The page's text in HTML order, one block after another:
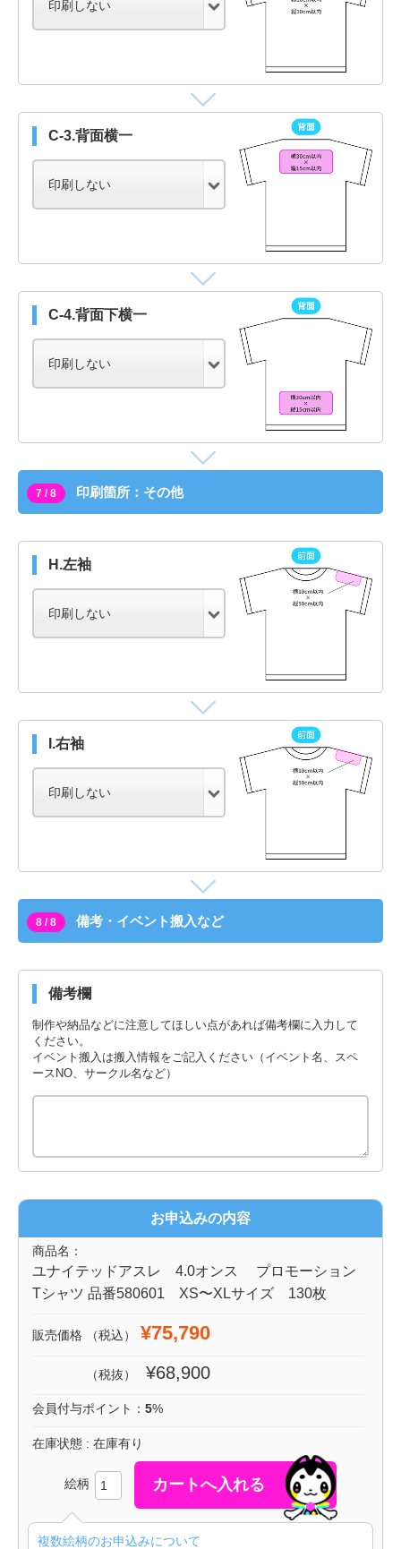
C-3.背面横一
C-4.背面下横一
7 / 8 印刷箇所：その他
H.左袖
I.右袖
8 / 8 備考・イベント搬入など
備考欄
制作や納品などに注意してほしい点があれば備考欄に入力して
ください。
イベント搬入は搬入情報をご記入ください（イベント名、スペ
ースNO、サークル名など）
お申込みの内容
商品名：
ユナイテッドアスレ 4.0オンス プロモーション
Tシャツ 品番580601 XS〜XLサイズ 130枚
販売価格 （税込） ¥75,790
（税抜） ¥68,900
会員付与ポイント： 5%
在庫状態 : 在庫有り
絵柄
複数絵柄のお申込みについて